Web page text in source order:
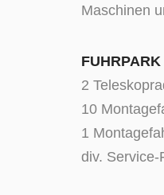
Maschinen
FUHRPARK
2
10
1
div. Service-